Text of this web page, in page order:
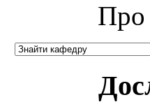
Про